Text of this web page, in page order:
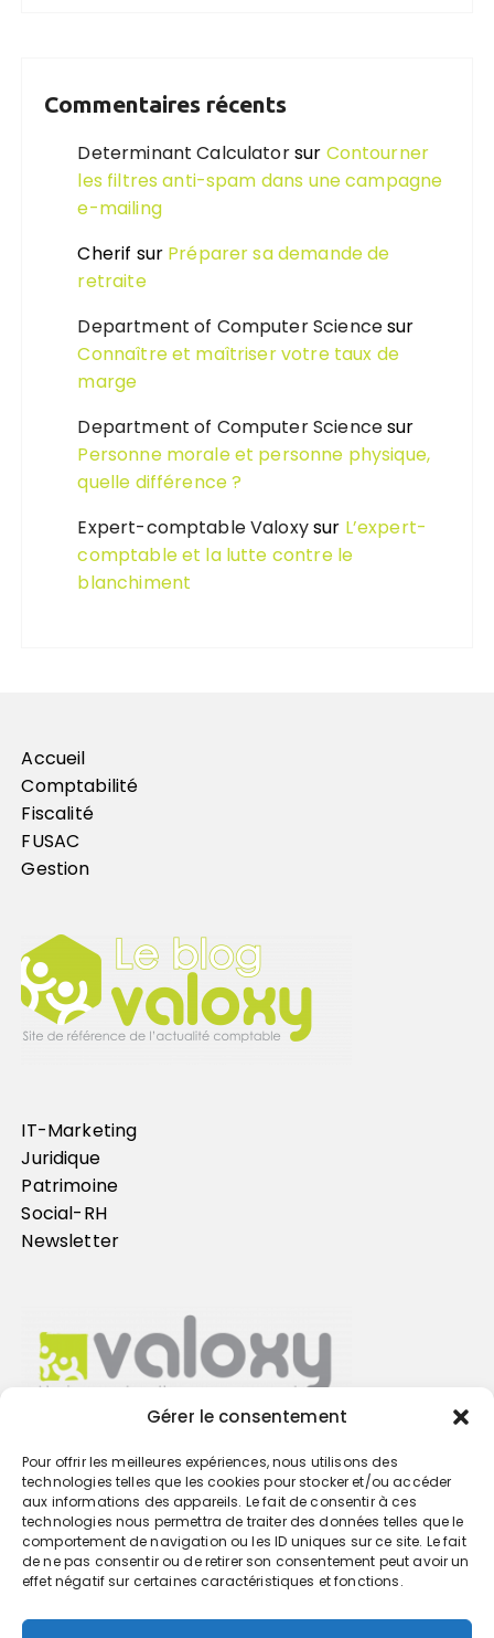
Gérer le consentement
Pour offrir les meilleures expériences, nous utilisons des
technologies telles que les cookies pour stocker et/ou accéder
aux informations des appareils. Le fait de consentir à ces
technologies nous permettra de traiter des données telles que le
comportement de navigation ou les ID uniques sur ce site. Le fait
de ne pas consentir ou de retirer son consentement peut avoir un
effet négatif sur certaines caractéristiques et fonctions.
Commentaires récents
Determinant Calculatorsur Contourner
les filtres anti-spam dans une campagne
e-mailing
Cherif sur Préparer sa demande de
retraite
Department of Computer Sciencesur
Connaître et maîtriser votre taux de
marge
Department of Computer Sciencesur
Personne morale et personne physique,
quelle différence ?
Expert-comptable Valoxysur L’expert-
comptable et la lutte contre le
blanchiment
Accueil
Comptabilité
Fiscalité
FUSAC
Gestion
IT-Marketing
Juridique
Patrimoine
Social-RH
Newsletter
Trouvez votre cabinet
GO